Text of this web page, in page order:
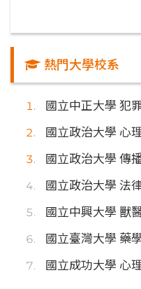
熱門大學校系
國立中正大學 犯
國立政治大學 心
國立政治大學 傳
國立政治大學 法
國立中興大學 獸
國立臺灣大學 藥
國立成功大學 心